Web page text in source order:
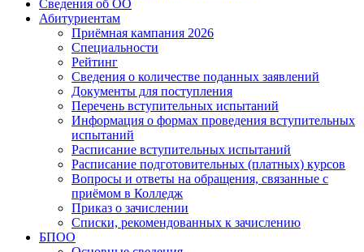
Сведения об ОО
Абитуриентам
Приёмная кампания 2026
Специальности
Рейтинг
Сведения о количестве поданных заявлений
Документы для поступления
Перечень вступительных испытаний
Информация о формах проведения вступительных
испытаний
Расписание вступительных испытаний
Расписание подготовительных (платных) курсов
Вопросы и ответы на обращения, связанные с
приёмом в Колледж
Приказ о зачислении
Списки, рекомендованных к зачислению
БПОО